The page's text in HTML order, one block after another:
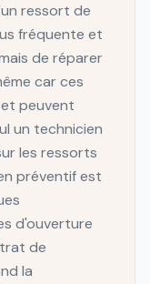
ressort de
fréquente et
de réparer
car ces
peuvent
un technicien
les ressorts
préventif est
d'ouverture
de
la